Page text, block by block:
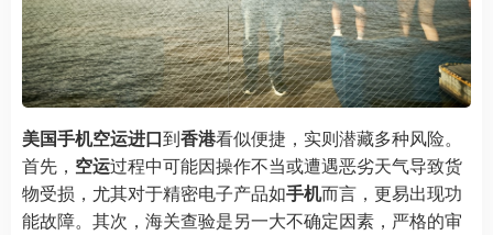
美国手机空运进口到香港看似便捷，实则潜藏多种风险。
首先， 空运过程中可能因操作不当或遭遇恶劣天气导致货
物受损，尤其对于精密电子产品如手机而言，更易出现功
能故障。其次，海关查验是另一大不确定因素，严格的审